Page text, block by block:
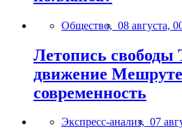
Общество, 08 августа,
Летопись свободы
движение
современность
Экспресс-анализ, 07